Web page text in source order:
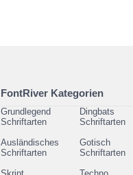
FontRiver Kategorien
Grundlegend
Schriftarten
Dingbats
Schriftarten
Ausländisches
Schriftarten
Gotisch
Schriftarten